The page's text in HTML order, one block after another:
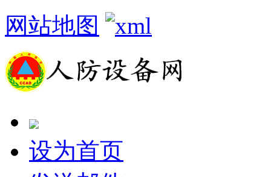
网站地图
设为首页